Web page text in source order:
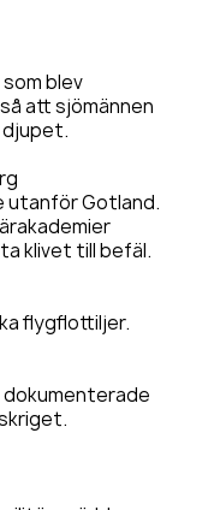
blev
att sjömännen
djupet.
utanför Gotland.
klivet till befäl.
flygflottiljer.